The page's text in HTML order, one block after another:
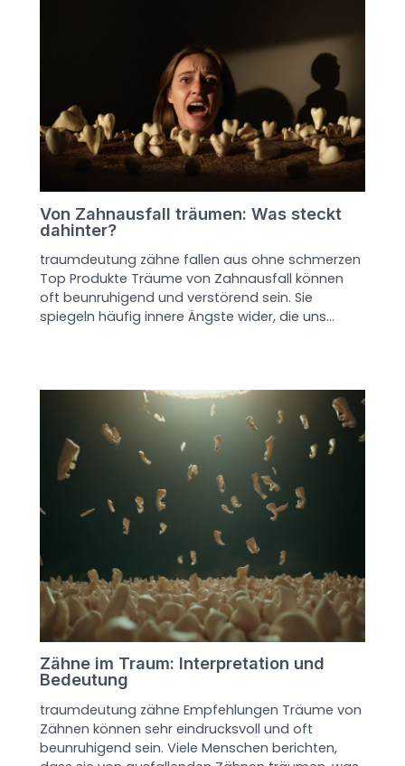
Von Zahnausfall träumen: Was steckt
dahinter?
traumdeutung zähne fallen aus ohne schmerzen
Top Produkte Träume von Zahnausfall können
oft beunruhigend und verstörend sein. Sie
spiegeln häufig innere Ängste wider, die uns…
Zähne im Traum: Interpretation und
Bedeutung
traumdeutung zähne Empfehlungen Träume von
Zähnen können sehr eindrucksvoll und oft
beunruhigend sein. Viele Menschen berichten,